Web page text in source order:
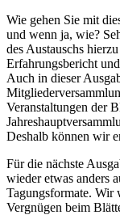
Wie gehen Sie mit
und wenn ja, wie?
des Austauschs
Erfahrungsbericht
Auch in dieser
Veranstaltungen der
Deshalb können wir
Für die nächste
wieder etwas anders
Tagungsformate. Wir
Vergnügen beim